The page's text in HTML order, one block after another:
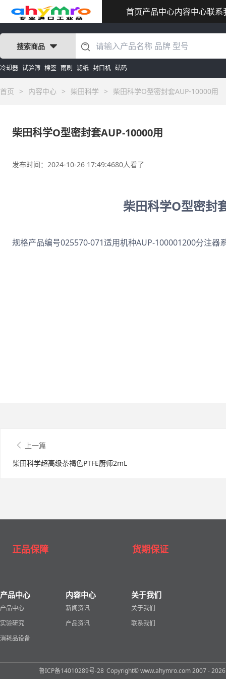
首页产品中心内容中心联系
搜索商品
冷却器 试验筛 棉签 雨刷 滤纸 封口机 砝码
首页 > 内容中心 > 柴田科学 > 柴田科学O型密封套AUP-10000用
柴田科学O型密封套AUP-10000用
发布时间：2024-10-26 17:49:4680人看了
柴田科学O型密封
规格产品编号025570-071适用机种AUP-100001200分注器
上一篇
柴田科学超高级茶褐色PTFE厨师2mL
正品保障 货期保证
产品中心
产品中心
实验研究
消耗品设备
内容中心
新闻资讯
产品资讯
关于我们
关于我们
联系我们
鲁ICP备14010289号-28 Copyright© www.ahymro.com 2007 - 2026